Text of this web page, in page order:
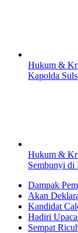
Hukum &
Kapolda
Hukum &
Sembunyi
Dampak
Akan
Kandidat
Hadiri
Sempat